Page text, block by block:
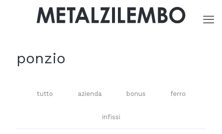
ponzio
tutto azienda bonus ferro
infissi